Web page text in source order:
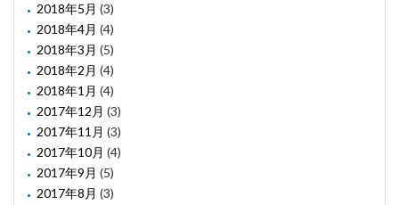
2018年5月 (3)
2018年4月 (4)
2018年3月 (5)
2018年2月 (4)
2018年1月 (4)
2017年12月 (3)
2017年11月 (3)
2017年10月 (4)
2017年9月 (5)
2017年8月 (3)